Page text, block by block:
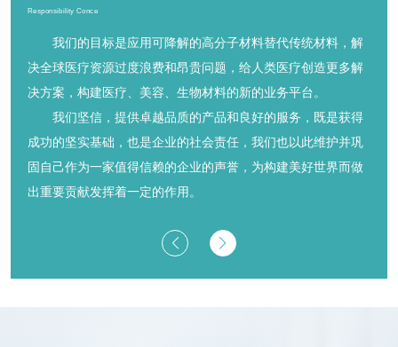
Responsibility Conce
       我们的目标是应用可降解的高分子材料替代传统材料，解
决全球医疗资源过度浪费和昂贵问题，给人类医疗创造更多解
决方案，构建医疗、美容、生物材料的新的业务平台。
       我们坚信，提供卓越品质的产品和良好的服务，既是获得
成功的坚实基础，也是企业的社会责任，我们也以此维护并巩
固自己作为一家值得信赖的企业的声誉，为构建美好世界而做
出重要贡献发挥着一定的作用。